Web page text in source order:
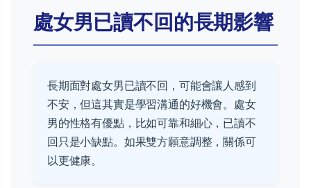
處女男已讀不回的長期影響
長期面對處女男已讀不回，可能會讓人感到
不安，但這其實是學習溝通的好機會。處女
男的性格有優點，比如可靠和細心，已讀不
回只是小缺點。如果雙方願意調整，關係可
以更健康。